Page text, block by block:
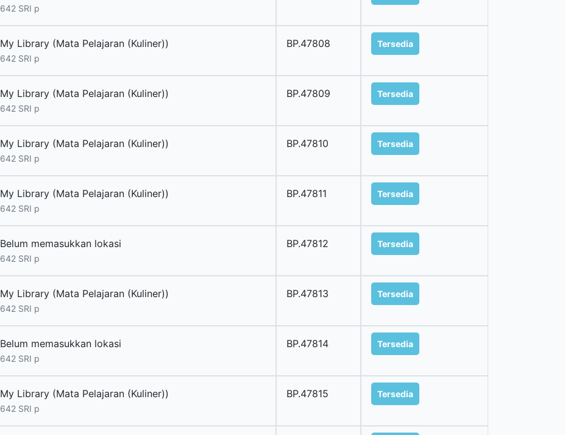
642 SRI p
My Library (Mata Pelajaran (Kuliner))
642 SRI p
BP.47808 Tersedia
My Library (Mata Pelajaran (Kuliner))
642 SRI p
BP.47809 Tersedia
My Library (Mata Pelajaran (Kuliner))
642 SRI p
BP.47810 Tersedia
My Library (Mata Pelajaran (Kuliner))
642 SRI p
BP.47811 Tersedia
Belum memasukkan lokasi
642 SRI p
BP.47812 Tersedia
My Library (Mata Pelajaran (Kuliner))
642 SRI p
BP.47813 Tersedia
Belum memasukkan lokasi
642 SRI p
BP.47814 Tersedia
My Library (Mata Pelajaran (Kuliner))
642 SRI p
BP.47815 Tersedia